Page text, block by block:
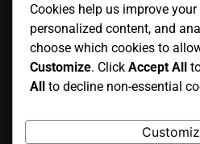
Teamkoordination:
Spielerpositionierung
Setter’s Vision:
Defensive Lesetechnik:
Cookies help us improve your
personalized content, and
choose which cookies to
Customize. Click Accept All
All to decline non-essential